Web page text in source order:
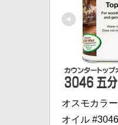
オスモカラ
オイル